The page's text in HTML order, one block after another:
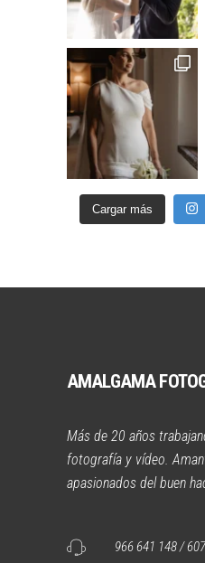
Cargar más
AMALGAMA
Más de 20 años
fotografía y vídeo.
apasionados del buen
966 641 148 /